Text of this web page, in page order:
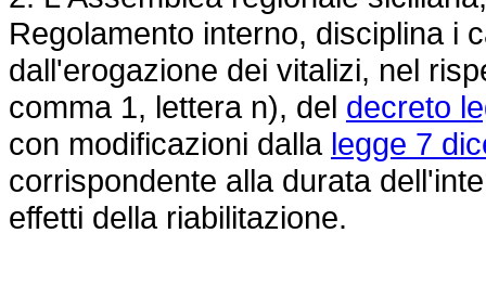
Regolamento interno, disciplina i
dall'erogazione dei vitalizi, nel
comma 1, lettera n), del decreto
con modificazioni dalla legge 7
corrispondente alla durata
effetti della riabilitazione.